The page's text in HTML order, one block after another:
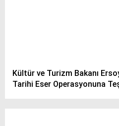
Kültür ve Turizm Bakanı
Tarihi Eser Operasyonuna